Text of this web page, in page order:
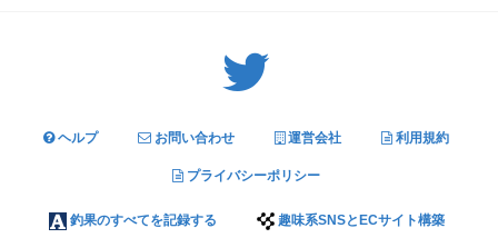
ヘルプ お問い合わせ 運営会社 利用規約
プライバシーポリシー
釣果のすべてを記録する 趣味系SNSとECサイト構築